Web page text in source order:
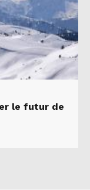
le futur de